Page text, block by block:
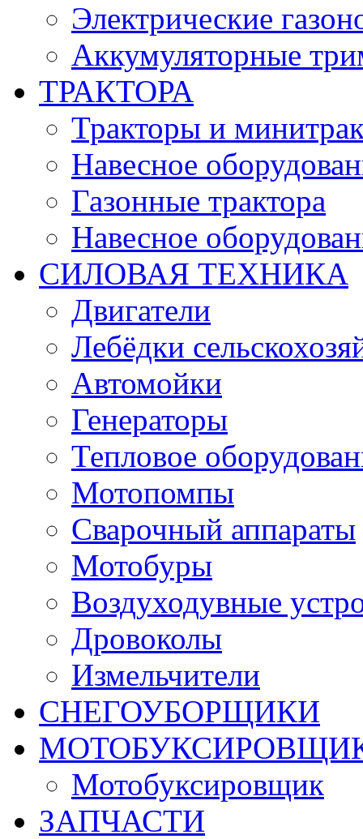
Электрические
Аккумуляторные
ТРАКТОРА
Тракторы и
Навесное
Газонные трактора
Навесное
СИЛОВАЯ ТЕХНИКА
Двигатели
Лебёдки
Автомойки
Генераторы
Тепловое
Мотопомпы
Сварочный аппараты
Мотобуры
Воздуходувные
Дровоколы
Измельчители
СНЕГОУБОРЩИКИ
Мотобуксировщик
ЗАПЧАСТИ